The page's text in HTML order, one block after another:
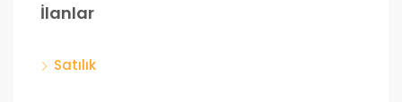
İlanlar
Satılık